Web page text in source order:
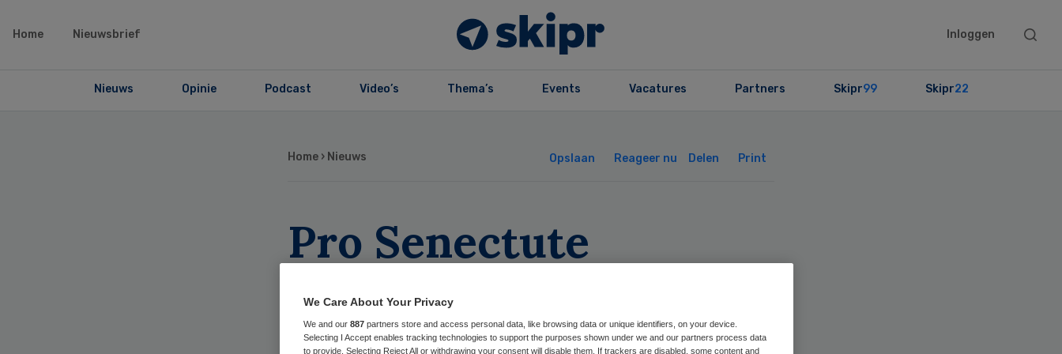
Home Nieuwsbrief Inloggen
Search
Nieuws Opinie Podcast Video’s Thema’s Events Vacatures Partners Skipr99 Skipr22
Home › Nieuws Opslaan Reageer nu Delen Print
Pro Senectute
vernieuwt raad van
toezicht
We Care About Your Privacy
We and our 887 partners store and access personal data, like browsing data or unique identifiers, on your device.
Selecting I Accept enables tracking technologies to support the purposes shown under we and our partners process data
to provide. Selecting Reject All or withdrawing your consent will disable them. If trackers are disabled, some content and